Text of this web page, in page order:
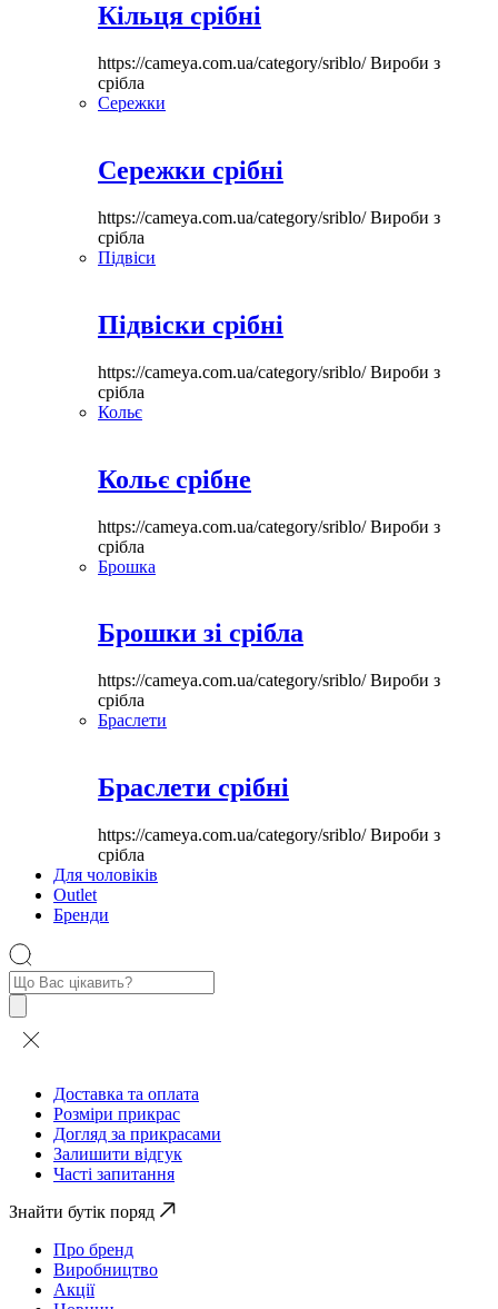
Кільця срібні
https://cameya.com.ua/category/sriblo/Вироби з
срібла
Сережки
Сережки срібні
https://cameya.com.ua/category/sriblo/Вироби з
срібла
Підвіси
Підвіски срібні
https://cameya.com.ua/category/sriblo/Вироби з
срібла
Кольє
Кольє срібне
https://cameya.com.ua/category/sriblo/Вироби з
срібла
Брошка
Брошки зі срібла
https://cameya.com.ua/category/sriblo/Вироби з
срібла
Браслети
Браслети срібні
https://cameya.com.ua/category/sriblo/Вироби з
срібла
Для чоловіків
Outlet
Бренди
Пошук
товарів
Доставка та оплата
Розміри прикрас
Догляд за прикрасами
Залишити відгук
Часті запитання
Знайти бутік поряд
Про бренд
Виробництво
Акції